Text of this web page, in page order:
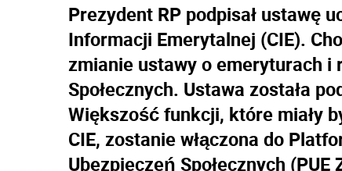
Prezydent RP podpisał ustawę
Informacji Emerytalnej (CIE).
zmianie ustawy o emeryturach i
Społecznych. Ustawa została
Większość funkcji, które miały
CIE, zostanie włączona do
Ubezpieczeń Społecznych (PUE